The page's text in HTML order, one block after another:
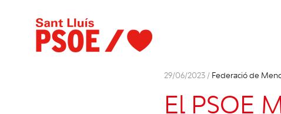
29/06/2023 / Federació de
El PSOE